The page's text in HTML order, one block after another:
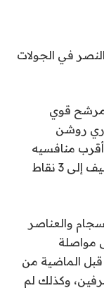
في الجولات
مرشح قوي
روشن
منافسيه
الاتحاد المتصدر إلى 6 نقاط، والنصر الوصيف إلى 3 نقاط
والعناصر
مواصلة
الماضية من
وكذلك لم